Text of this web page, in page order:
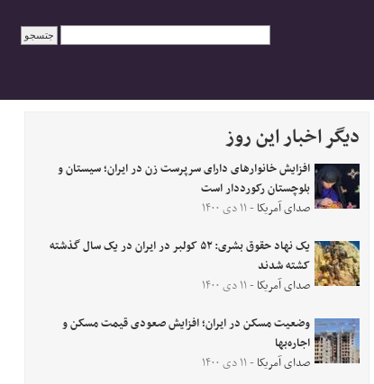
دیگر اخبار این روز
افزایش خانوارهای دارای سرپرست زن در ایران؛ سیستان و
بلوچستان رکورددار است
صدای آمریکا - ۱۱ دی ۱۴۰۰
یک نهاد حقوق بشری: ۵۲ کولبر در ایران در یک سال گذشته
کشته شدند
صدای آمریکا - ۱۱ دی ۱۴۰۰
وضعیت مسکن در ایران؛ افزایش صعودی قیمت مسکن و
اجاره‌بها
صدای آمریکا - ۱۱ دی ۱۴۰۰